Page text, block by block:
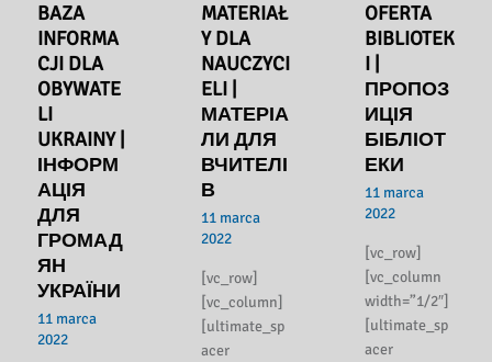
BAZA
INFORMA
CJI DLA
OBYWATE
LI
UKRAINY |
ІНФОРМ
АЦІЯ
ДЛЯ
ГРОМАД
ЯН
УКРАЇНИ
11 marca
2022
MATERIAŁ
Y DLA
NAUCZYCI
ELI |
МАТЕРІА
ЛИ ДЛЯ
ВЧИТЕЛІ
В
11 marca
2022
[vc_row]
[vc_column]
[ultimate_sp
acer
OFERTA
BIBLIOTEK
I |
ПРОПОЗ
ИЦІЯ
БІБЛІОТ
ЕКИ
11 marca
2022
[vc_row]
[vc_column
width=”1/2″]
[ultimate_sp
acer